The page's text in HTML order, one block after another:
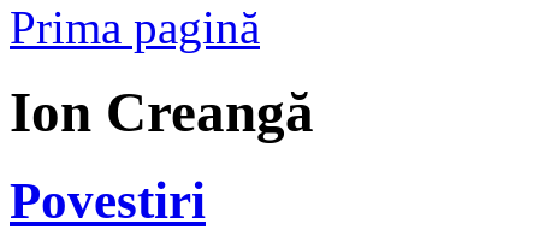
Prima pagină
Ion Creangă
Povestiri